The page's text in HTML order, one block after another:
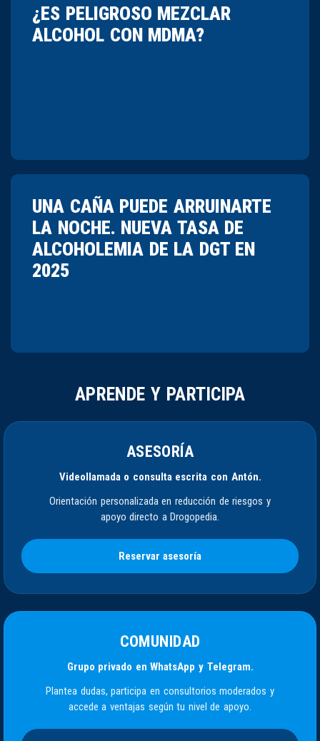
¿ES PELIGROSO MEZCLAR
ALCOHOL CON MDMA?
UNA CAÑA PUEDE ARRUINARTE
LA NOCHE. NUEVA TASA DE
ALCOHOLEMIA DE LA DGT EN
2025
APRENDE Y PARTICIPA
ASESORÍA
Videollamada o consulta escrita con Antón.
Orientación personalizada en reducción de riesgos y
apoyo directo a Drogopedia.
Reservar asesoría
COMUNIDAD
Grupo privado en WhatsApp y Telegram.
Plantea dudas, participa en consultorios moderados y
accede a ventajas según tu nivel de apoyo.